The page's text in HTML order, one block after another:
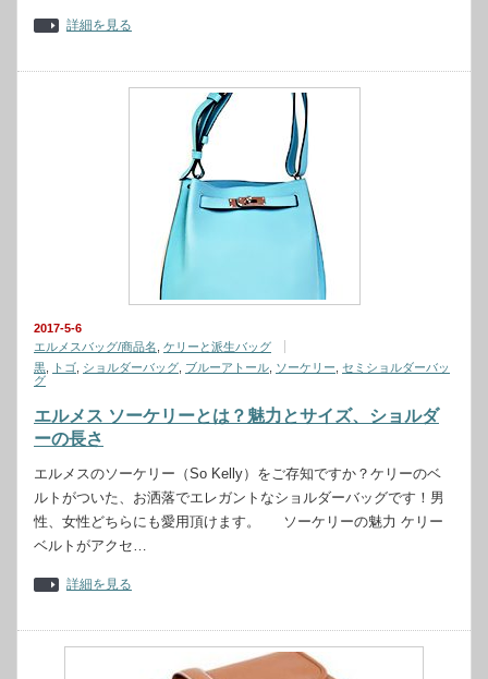
詳細を見る
2017-5-6
エルメスバッグ/商品名 ケリーと派生バッグ
黒
トゴ ショルダーバッグ ブルーアトール ソーケリー セミショルダーバッ
グ
エルメス ソーケリーとは？魅力とサイズ、ショルダ
ーの長さ
エルメスのソーケリー（So Kelly）をご存知ですか？ケリーのベ
ルトがついた、お洒落でエレガントなショルダーバッグです！男
性、女性どちらにも愛用頂けます。 ソーケリーの魅力 ケリー
ベルトがアクセ…
詳細を見る